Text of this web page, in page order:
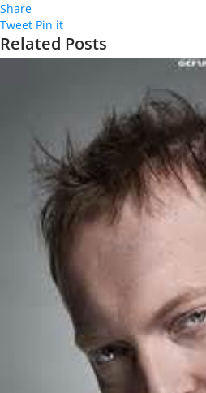
Share
Tweet Pin it
Related Posts